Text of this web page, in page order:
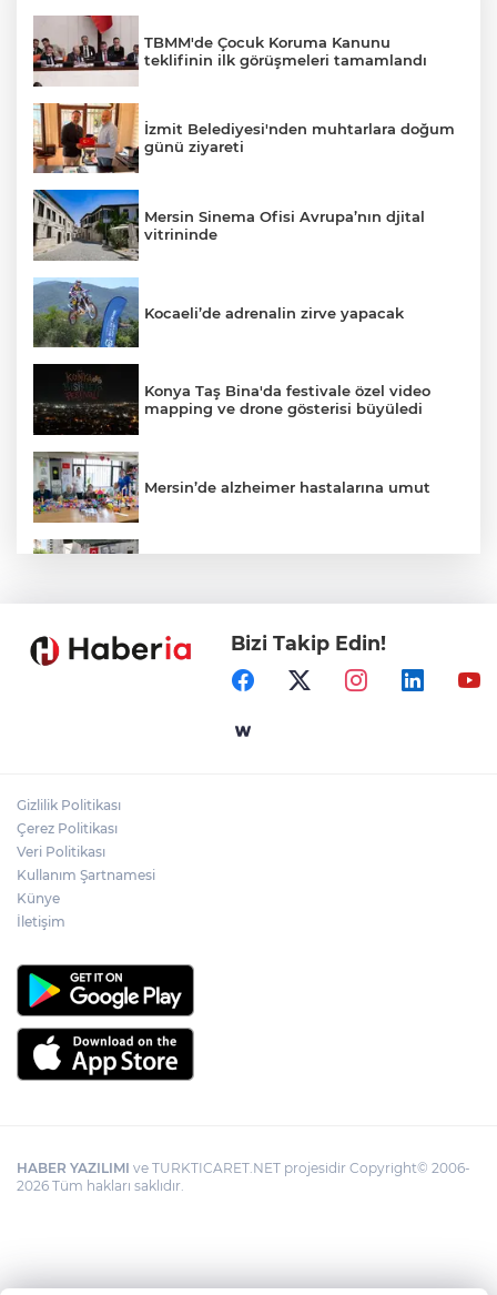
TBMM'de Çocuk Koruma Kanunu
teklifinin ilk görüşmeleri tamamlandı
İzmit Belediyesi'nden muhtarlara doğum
günü ziyareti
Mersin Sinema Ofisi Avrupa’nın djital
vitrininde
Kocaeli’de adrenalin zirve yapacak
Konya Taş Bina'da festivale özel video
mapping ve drone gösterisi büyüledi
Mersin’de alzheimer hastalarına umut
Ormanya’nın Atlas’ı yaban hayatına ışık
Bursa İnegöl'de Alanyurt Yüzme
Bizi Takip Edin!
Gizlilik Politikası
Çerez Politikası
Veri Politikası
Kullanım Şartnamesi
Künye
İletişim
HABER YAZILIMI ve TURKTICARET.NET projesidir Copyright© 2006-
2026 Tüm hakları saklıdır.